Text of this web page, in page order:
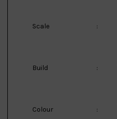
Scale :
Build :
Colour :